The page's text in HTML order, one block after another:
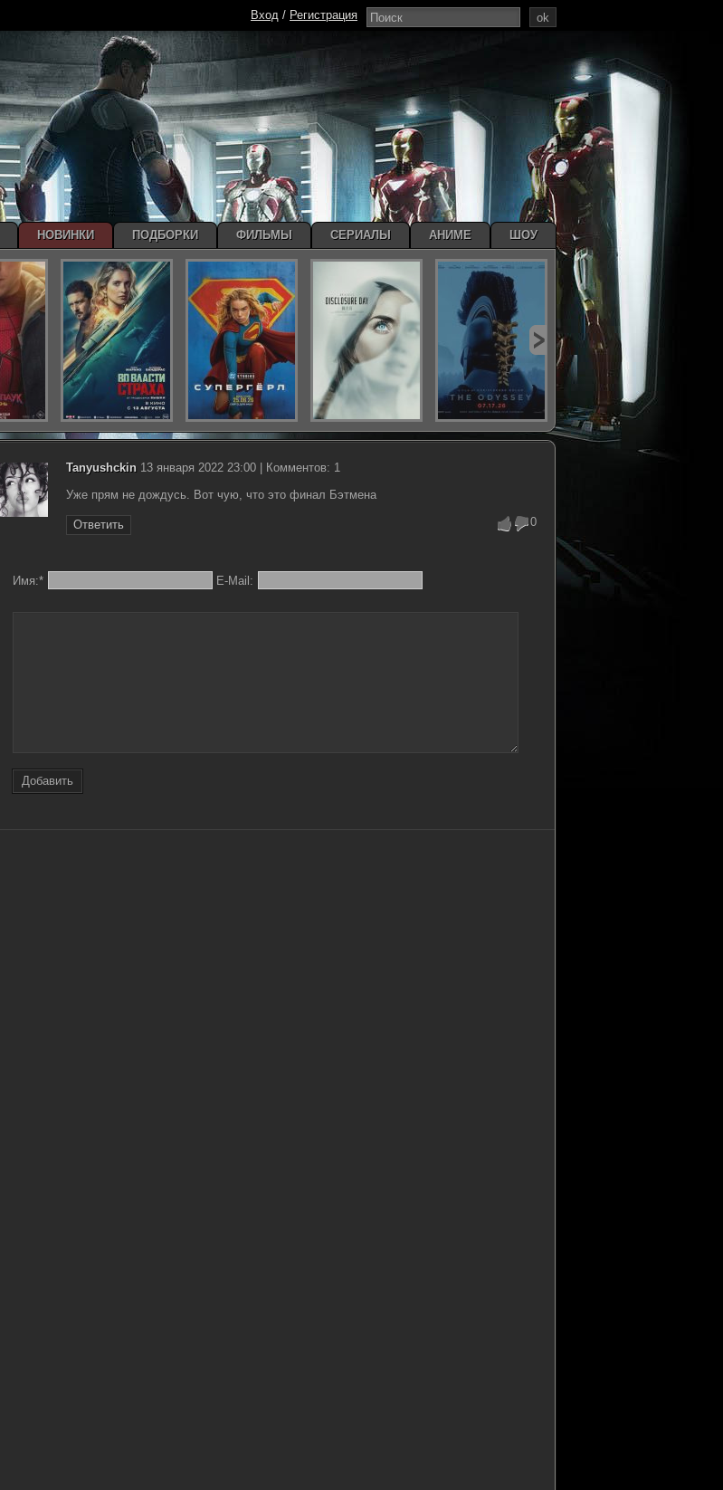
Tanyushckin 13 января 2022 23:00 | Комментов: 1
Уже прям не дождусь. Вот чую, что это финал Бэтмена
Ответить 0
Имя:* E-Mail:
Добавить
ok
Вход / Регистрация
НОВИНКИ ПОДБОРКИ ФИЛЬМЫ СЕРИАЛЫ АНИМЕ ШОУ